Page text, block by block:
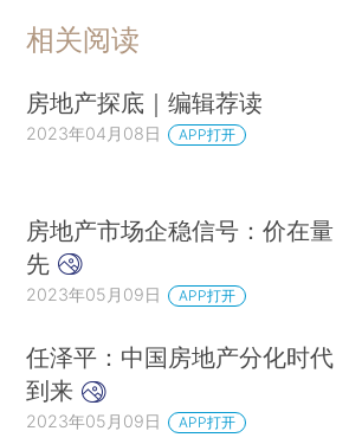
相关阅读
房地产探底｜编辑荐读
2023年04月08日 APP打开
房地产市场企稳信号：价在量
先
2023年05月09日 APP打开
任泽平：中国房地产分化时代
到来
2023年05月09日 APP打开